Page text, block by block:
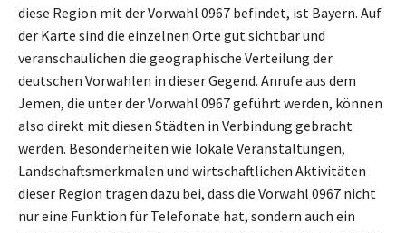
diese Region mit der Vorwahl 0967 befindet, ist Bayern. Auf
der Karte sind die einzelnen Orte gut sichtbar und
veranschaulichen die geographische Verteilung der
deutschen Vorwahlen in dieser Gegend. Anrufe aus dem
Jemen, die unter der Vorwahl 0967 geführt werden, können
also direkt mit diesen Städten in Verbindung gebracht
werden. Besonderheiten wie lokale Veranstaltungen,
Landschaftsmerkmalen und wirtschaftlichen Aktivitäten
dieser Region tragen dazu bei, dass die Vorwahl 0967 nicht
nur eine Funktion für Telefonate hat, sondern auch ein